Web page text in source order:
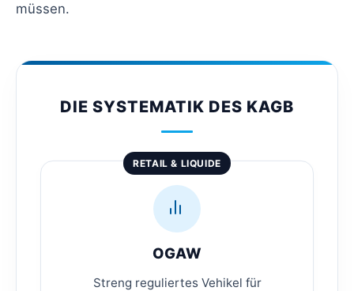
müssen.
DIE SYSTEMATIK DES KAGB
RETAIL & LIQUIDE
OGAW
Streng reguliertes Vehikel für